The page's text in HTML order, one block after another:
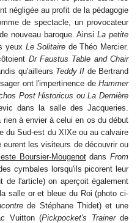
négligée au profit de la pédagogie
de spectacle, un provocateur
nouveau baroque. AinsiLa petite
yeux Le Solitaire de Théo Mercier.
Dr Faustus Table and Chair
qu'ailleurs Teddy II de Bertrand
ont l'impertinence deHammer
Post Historicus ou La Dernière
dans la salle des Jacqueries.
rien à envier à celui en os du début
du Sud-est du XIXe ou au calvaire
les visiteurs de découvrir ou
Boursier-MougenotdansFrom
cymbales lorsqu'ils picorent leur
l'article) on aperçoit également
salle or et bleue du Roi (photo ci-
de Stéphane Thidet) et une
Vuitton (Pickpocket's Trainerde